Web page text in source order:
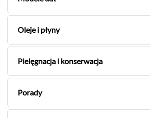
Oleje i płyny
Pielęgnacja i konserwacja
Porady